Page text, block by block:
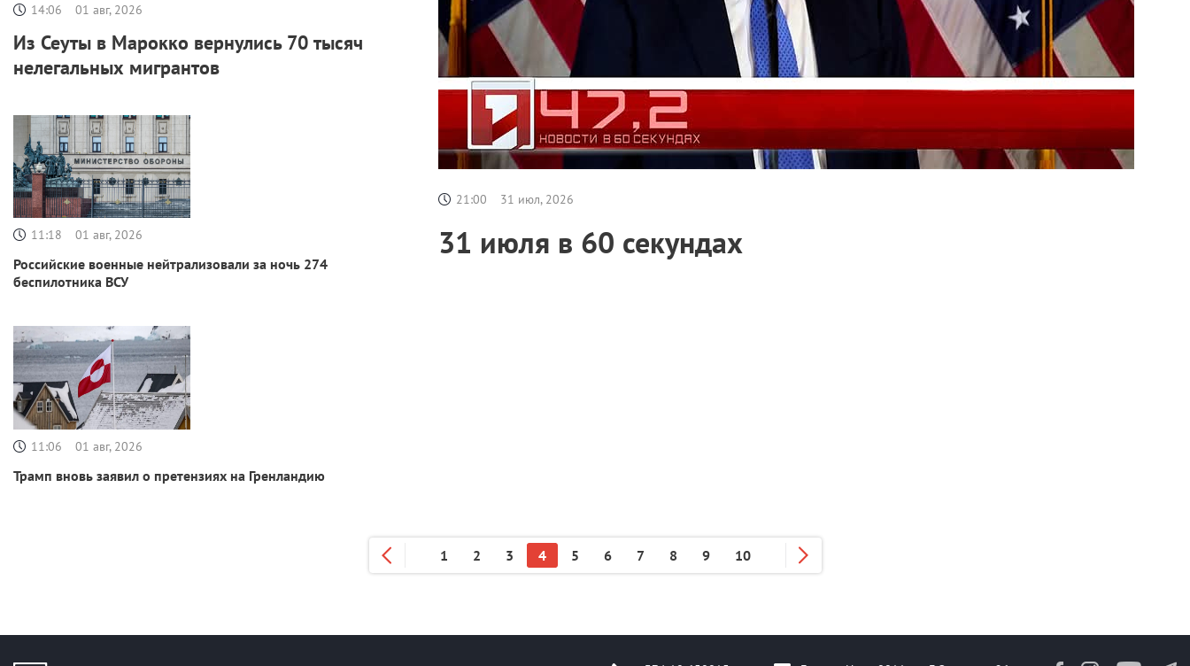
14:06 01 авг, 2026
Из Сеуты в Марокко вернулись 70 тысяч
нелегальных мигрантов
11:18 01 авг, 2026
Российские военные нейтрализовали за ночь 274
беспилотника ВСУ
11:06 01 авг, 2026
Трамп вновь заявил о претензиях на Гренландию
21:00 31 июл, 2026
31 июля в 60 секундах
1 2 3 4 5 6 7 8 9 10